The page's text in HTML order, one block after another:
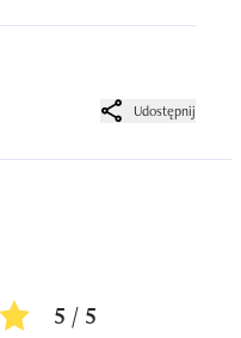
estetycznym
bez efektu.
Udostępnij
5 / 5